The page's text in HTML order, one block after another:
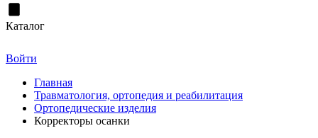
Каталог
Войти
Главная
Травматология, ортопедия и реабилитация
Ортопедические изделия
Корректоры осанки